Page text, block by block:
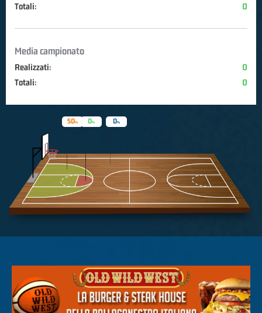
Totali:
0
Media campionato
Realizzati:
0
Totali:
0
0
50 0